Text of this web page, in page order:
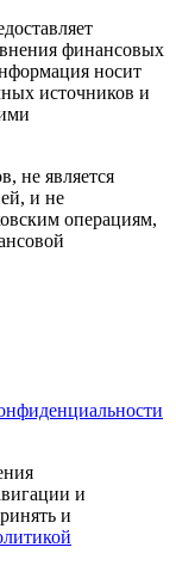
финансовых
носит
источников и
не является
и не
операциям,
и
и